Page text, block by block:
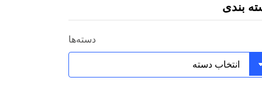
بندی
دسته‌ها